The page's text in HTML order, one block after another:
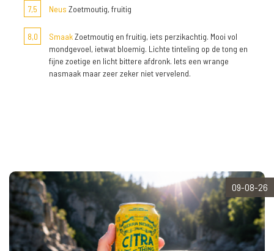
7,5 Neus Zoetmoutig, fruitig
8,0 SmaakZoetmoutig en fruitig, iets perzikachtig. Mooi vol
mondgevoel, ietwat bloemig. Lichte tinteling op de tong en
fijne zoetige en licht bittere afdronk. Iets een wrange
nasmaak maar zeer zeker niet vervelend.
09-08-26